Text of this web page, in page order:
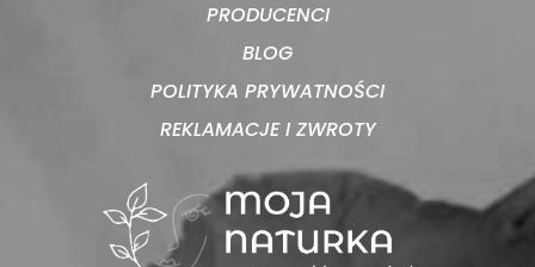
PRODUCENCI
BLOG
POLITYKA PRYWATNOŚCI
REKLAMACJE I ZWROTY